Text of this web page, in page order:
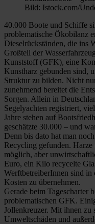
Bild: Istock.com/
40.000 Boote und Schiffe
problematische Ökobilanz
Dieselrückständen, die ins
Großteil der
Kunststoff (GFK), eine
Kunstharz gebunden sind,
Struktur zu bilden. Nicht
zunehmend bereitet die
Sorgen. Allein in
Segelyachten registriert,
Jahre stehen auf
geschätzte 30.000 – und
Denn bis dato hat man
Recycling gefunden.
möglich, aber
Euro, ein Kilo recycelte
WerftbetreiberInnen sind in
Kosten zu übernehmen.
Gerade beim Tagescharter
problematischen GFK.
Jollenkreuzer. Mit ihnen zu
Umweltschäden und